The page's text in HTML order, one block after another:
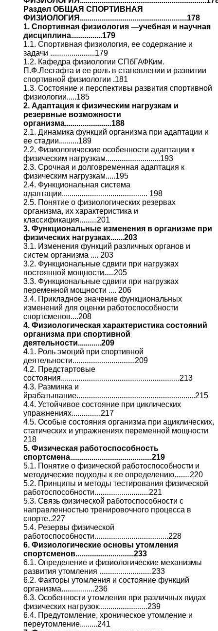
Раздел ОБЩАЯ СПОРТИВНАЯ
ФИЗИОЛОГИЯ.......................................................178
1. Спортивная физиология —учебная и научная
дисциплина................179
1.1. Спортивная физиология, ее содержание и
задачи .......................179
1.2. Кафедра физиологии СПбГАФКим.
П.Ф.Лесгафта и ее роль в становлении и развитии
спортивной физиологии .181
1.3. Состояние и перспективы развития спортивной
физиологии.....185
2. Адаптация к физическим нагрузкам и
резервные возможности
организма........................188
2.1. Динамика функций организма при адаптации и
ее стадии..........189
2.2. Физиологические особенности адаптации к
физическим нагрузкам............................193
2.3. Срочная и долговременная адаптация к
физическим нагрузкам.....195
2.4. Функциональная система
адаптации............................................ 198
2.5. Понятие о физиологических резервах
организма, их характеристика и
классификация.........201
3. Функциональные изменения в организме при
физических нагрузках.......203
3.1. Изменения функций различных органов и
систем организма .... 203
3.2. Функциональные сдвиги при нагрузках
постоянной мощности.....205
3.3. Функциональные сдвиги при нагрузках
переменной мощности .... 206
3.4. Прикладное значение функциональных
изменений для оценки работоспособности
спортсменов....208
4. Физиологическая характеристика состояний
организма при спортивной
деятельности............209
4.1. Роль эмоций при спортивной
деятельности................................209
4.2. Предстартовые
состояния.............................................................213
4.3. Разминка и
йрабатывание.............................................................215
4.4. Устойчивое состояние при циклических
упражнениях...............217
4.5. Особые состояния организма при ациклических,
статических и упражнениях переменной мощности
218
5. Физическая работоспособность
спортсмена..........................................219
5.1. Понятие о физической работоспособности и
методические подходы к ее определению........220
5.2. Принципы и методы тестирования физической
работоспособности............................221
5.3. Связь физической работоспособности с
направленностью тренировочного процесса в
спорте..227
5.4. Резервы физической
работоспособности......................................228
6. Физиологические основы утомления
спортсменов..............................233
6.1. Определение и физиологические механизмы
развития утомления ...........................233
6.2. Факторы утомления и состояние функций
организма.................236
6.3. Особенности утомления при различных видах
физических нагрузок.........................239
6.4. Предутомление, хроническое утомление и
переутомление.........241